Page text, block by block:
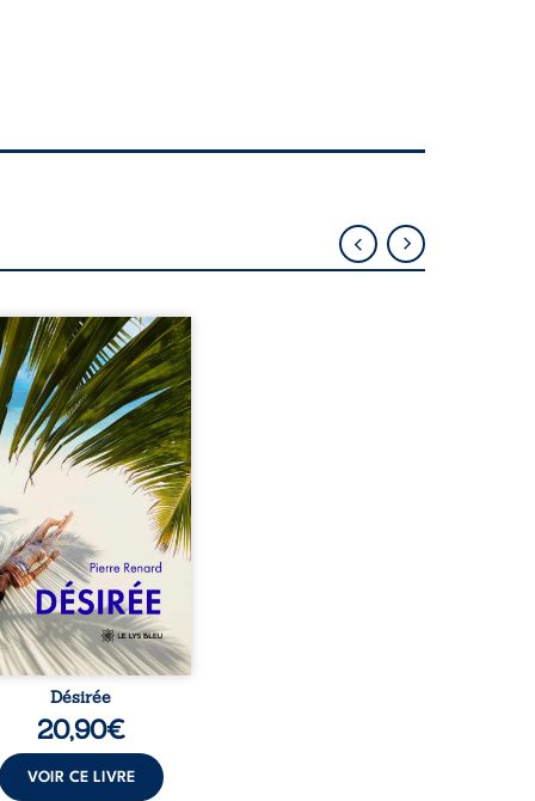
Pierre, jeune retraité,
qu’il est devenu une
femme métissée de
ans. À peine a-t-il
à apprivoiser ce
corps qu’Ange surgit
sa vie et fait vaciller
ses certitudes. Entre
est immédiate,
jusqu’à ce qu’un
familial fasse planer
: et s’ils étaient
demi-frère et ...
Désirée
20,90€
VOIR CE LIVRE